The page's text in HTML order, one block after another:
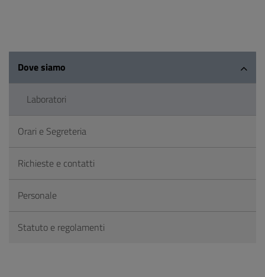
Dove siamo
Laboratori
Orari e Segreteria
Richieste e contatti
Personale
Statuto e regolamenti